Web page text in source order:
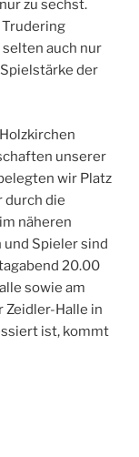
zu sechst.
auch nur
der
unserer
wir Platz
durch die
näheren
Spieler sind
20.00
sowie am
Zeidler-Halle in
ist, kommt